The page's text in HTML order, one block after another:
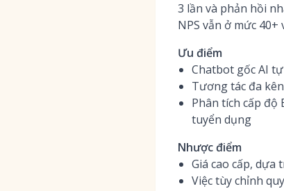
3 lần và phản hồi
NPS vẫn ở mức
Ưu điểm
Chatbot gốc AI
Tương tác đa
Phân tích cấp
tuyển dụng
Nhược điểm
Giá cao cấp,
Việc tùy chỉnh